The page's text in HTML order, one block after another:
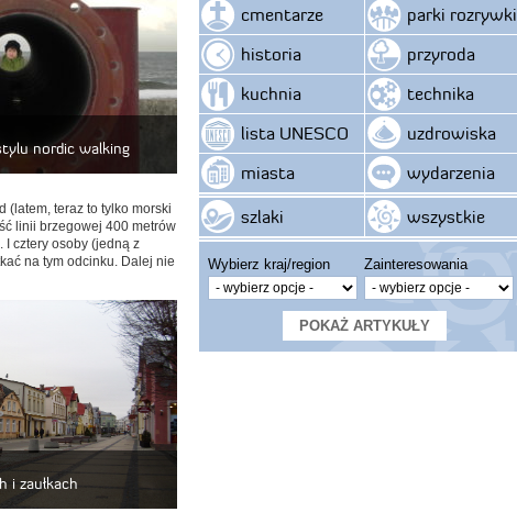
nordic walking
(latem, teraz to tylko morski
linii brzegowej 400 metrów
I cztery osoby (jedną z
na tym odcinku. Dalej nie
i zaułkach
cmentarze
historia
kuchnia
lista UNESCO
miasta
szlaki
parki rozrywki
przyroda
technika
uzdrowiska
wydarzenia
wszystkie
Wybierz kraj/region Zainteresowania